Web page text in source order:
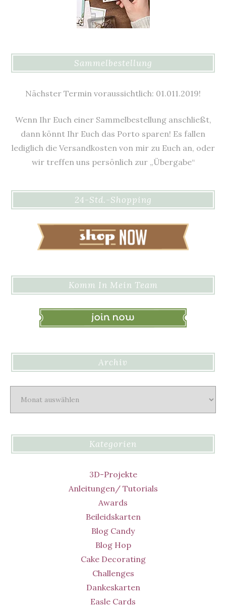
Sammelbestellung
Nächster Termin voraussichtlich: 01.011.2019!
Wenn Ihr Euch einer Sammelbestellung anschließt,
dann könnt Ihr Euch das Porto sparen! Es fallen
lediglich die Versandkosten von mir zu Euch an, oder
wir treffen uns persönlich zur „Übergabe“
24-Std.-Shopping
Komm In Mein Team
Archiv
Kategorien
3D-Projekte
Anleitungen/ Tutorials
Awards
Beileidskarten
Blog Candy
Blog Hop
Cake Decorating
Challenges
Dankeskarten
Easle Cards